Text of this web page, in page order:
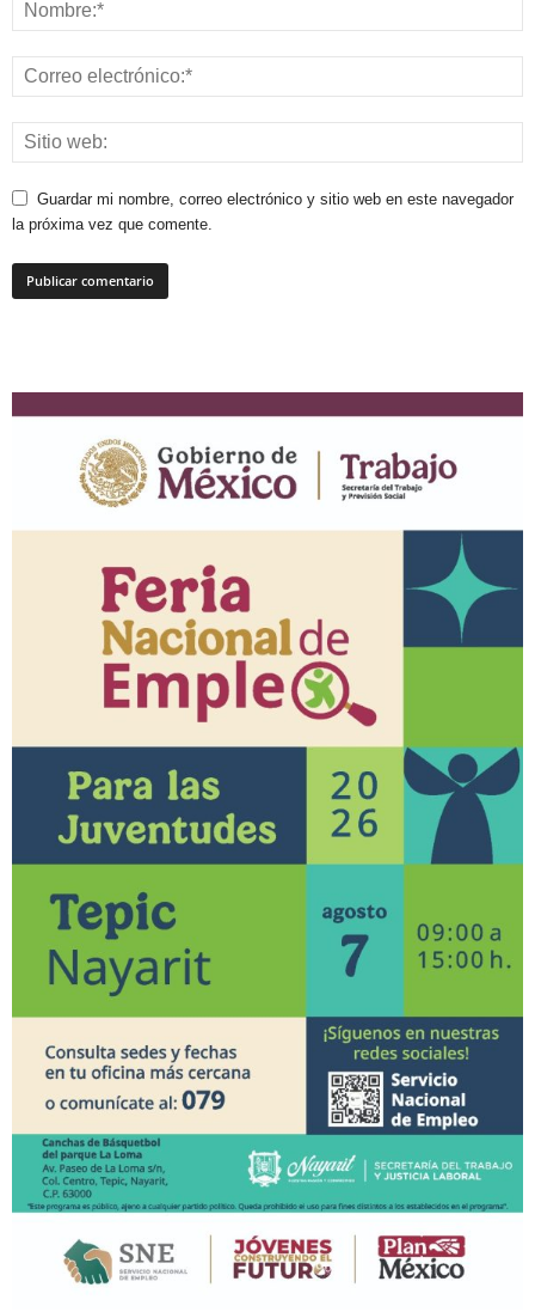
Guardar mi nombre, correo electrónico y sitio web en este navegador
la próxima vez que comente.